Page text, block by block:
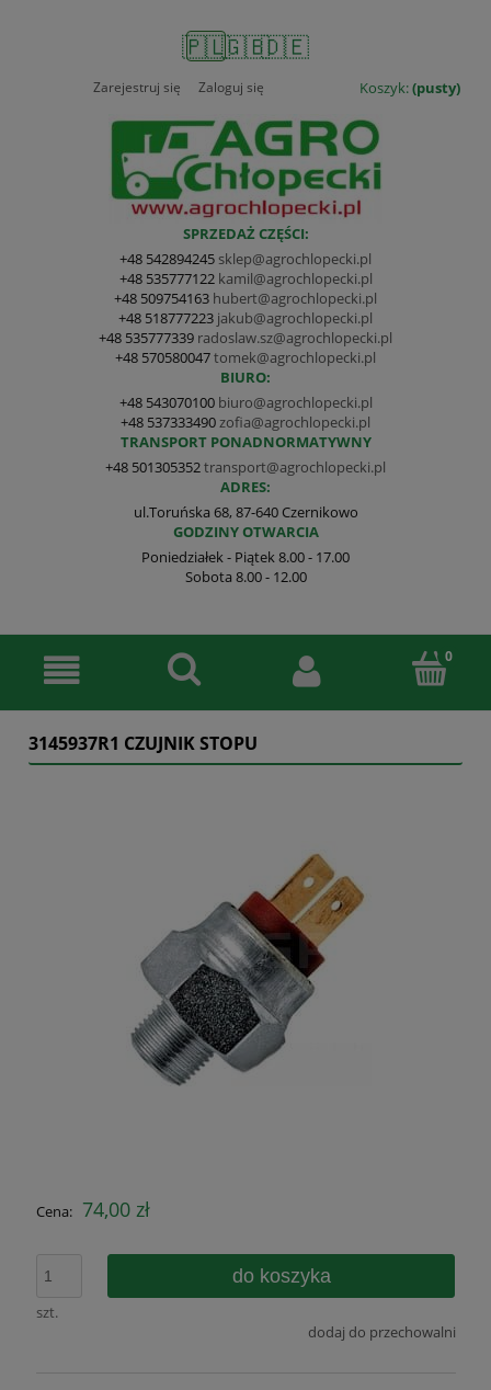
🇵🇱🇬🇧🇩🇪
Koszyk:(pusty)
Zarejestruj się Zaloguj się
SPRZEDAŻ CZĘŚCI:
+48 542894245 sklep@agrochlopecki.pl
+48 535777122 kamil@agrochlopecki.pl
+48 509754163 hubert@agrochlopecki.pl
+48 518777223 jakub@agrochlopecki.pl
+48 535777339 radoslaw.sz@agrochlopecki.pl
+48 570580047tomek@agrochlopecki.pl
BIURO:
+48 543070100 biuro@agrochlopecki.pl
+48 537333490 zofia@agrochlopecki.pl
TRANSPORT PONADNORMATYWNY
+48 501305352transport@agrochlopecki.pl
ADRES:
ul.Toruńska 68, 87-640 Czernikowo
GODZINY OTWARCIA
Poniedziałek - Piątek 8.00 - 17.00
Sobota 8.00 - 12.00
3145937R1 CZUJNIK STOPU
Cena: 74,00 zł
szt.
do koszyka
dodaj do przechowalni